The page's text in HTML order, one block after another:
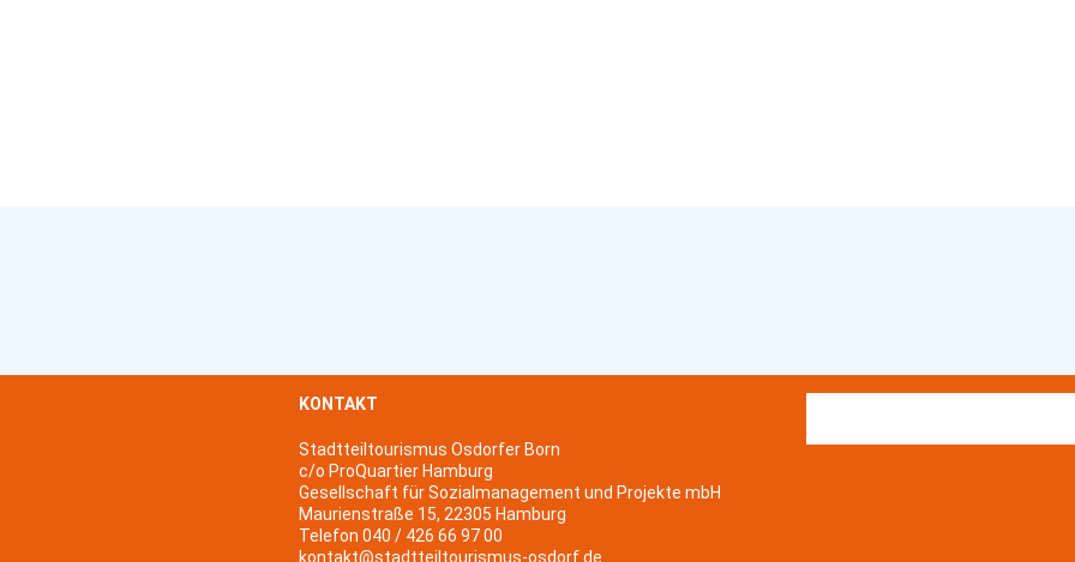
KONTAKT
Stadtteiltourismus Osdorfer Born
c/o ProQuartier Hamburg
Gesellschaft für Sozialmanagement und Projekte mbH
Maurienstraße 15, 22305 Hamburg
Telefon 040 / 426 66 97 00
kontakt@stadtteiltourismus-osdorf.de